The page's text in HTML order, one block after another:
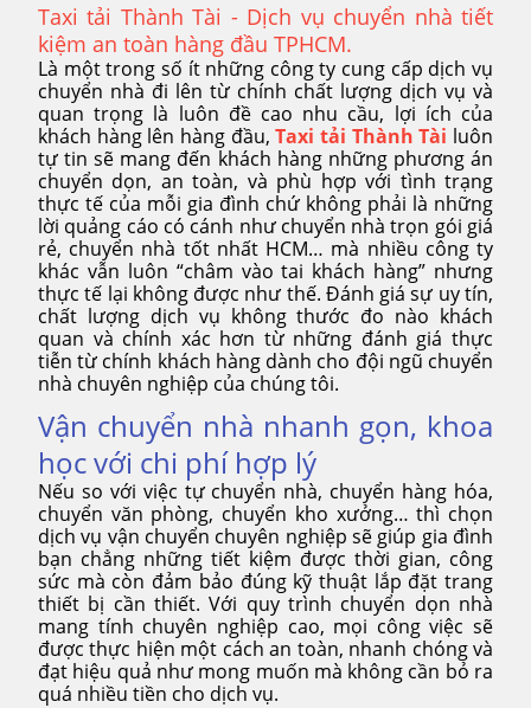
Taxi tải Thành Tài - Dịch vụ chuyển nhà tiết
kiệm an toàn hàng đầu TPHCM.
Là một trong số ít những công ty cung cấp dịch vụ
chuyển nhà đi lên từ chính chất lượng dịch vụ và
quan trọng là luôn đề cao nhu cầu, lợi ích của
khách hàng lên hàng đầu,Taxi tải Thành Tài luôn
tự tin sẽ mang đến khách hàng những phương án
chuyển dọn, an toàn, và phù hợp với tình trạng
thực tế của mỗi gia đình chứ không phải là những
lời quảng cáo có cánh như chuyển nhà trọn gói giá
rẻ, chuyển nhà tốt nhất HCM… mà nhiều công ty
khác vẫn luôn “châm vào tai khách hàng” nhưng
thực tế lại không được như thế. Đánh giá sự uy tín,
chất lượng dịch vụ không thước đo nào khách
quan và chính xác hơn từ những đánh giá thực
tiễn từ chính khách hàng dành cho đội ngũ chuyển
nhà chuyên nghiệp của chúng tôi.
Vận chuyển nhà nhanh gọn, khoa
học với chi phí hợp lý
Nếu so với việc tự chuyển nhà, chuyển hàng hóa,
chuyển văn phòng, chuyển kho xưởng… thì chọn
dịch vụ vận chuyển chuyên nghiệp sẽ giúp gia đình
bạn chẳng những tiết kiệm được thời gian, công
sức mà còn đảm bảo đúng kỹ thuật lắp đặt trang
thiết bị cần thiết. Với quy trình chuyển dọn nhà
mang tính chuyên nghiệp cao, mọi công việc sẽ
được thực hiện một cách an toàn, nhanh chóng và
đạt hiệu quả như mong muốn mà không cần bỏ ra
quá nhiều tiền cho dịch vụ.